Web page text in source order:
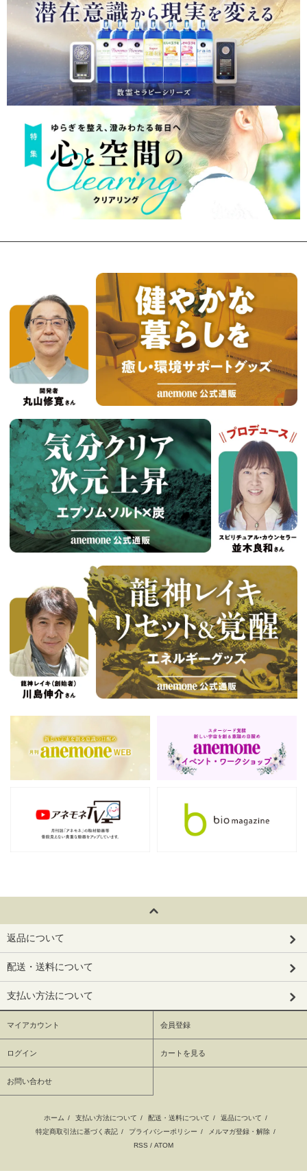
返品について
配送・送料について
支払い方法について
マイアカウント 会員登録
ログイン カートを見る
お問い合わせ
ホーム / 支払い方法について / 配送・送料について / 返品について /
特定商取引法に基づく表記 / プライバシーポリシー / メルマガ登録・解除 /
RSS / ATOM